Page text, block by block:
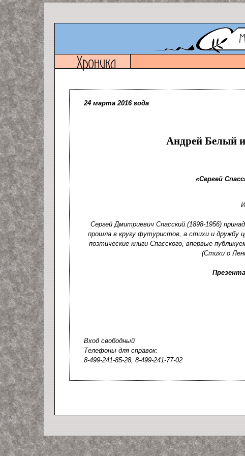
24 марта 2016 года
Андрей Белый и
«Сергей
Сергей Дмитриевич Спасский (1898-1956)
прошла в кругу футуристов, а стихи и дружбу
поэтические книги Спасского, впервые
(Стихи о
Вход свободный
Телефоны для справок:
8-499-241-85-28, 8-499-241-77-02